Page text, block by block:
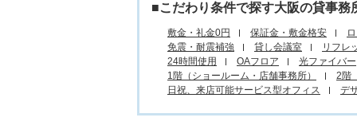
■こだわり条件で探す大阪の貸事務
敷金・礼金0円 保証金・敷金格安
免震・耐震補強
貸し会議室
リフレ
24時間使用
OAフロア
光ファイバー
1階（ショールーム・店舗事務所）
2階
日祝、来店可能サービス型オフィス
デ